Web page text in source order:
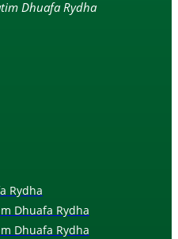
Dhuafa Rydha
Rydha
Dhuafa Rydha
Dhuafa Rydha